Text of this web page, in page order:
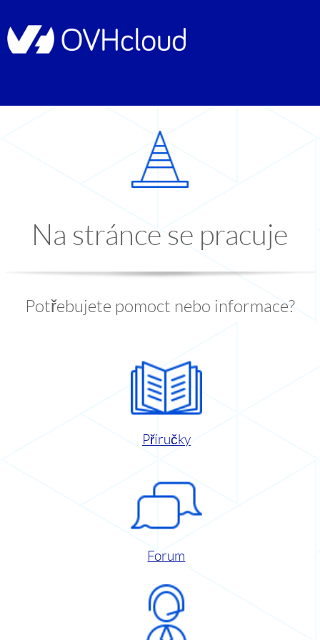
Na stránce se pracuje
Potřebujete pomoct nebo informace?
Příručky
Forum